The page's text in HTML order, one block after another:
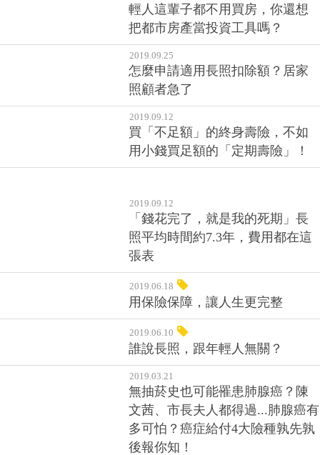
輕人這輩子都不用買房，你還想
把都市房產當投資工具嗎？
2019.09.25
怎麼申請適用長照扣除額？居家
照顧者急了
2019.09.12
買「不足額」的終身壽險，不如
用小錢買足額的「定期壽險」！
2019.09.12
「錢花完了，就是我的死期」長
照平均時間約7.3年，費用都在這
張表
2019.06.18
用保險保障，讓人生更完整
2019.06.10
誰說長照，跟年輕人無關？
2019.03.21
無抽菸史也可能罹患肺腺癌？陳
文茜、市長夫人都得過...肺腺癌有
多可怕？癌症給付4大險種孰先孰
後報你知！